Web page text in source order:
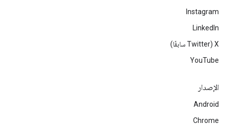
Instagram
LinkedIn
‫X ‏(Twitter سابقًا)
YouTube
الإصدار
Android
Chrome